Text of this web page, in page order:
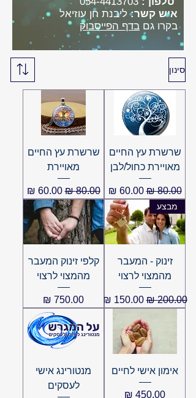
איש קשר:ליבנת חן עוזיאל
בקרו גם בדף הפייסבוק
סינון
שרשרת עץ החיים
מאויירת כחול/לבן
מחיר רגיל‏80.00 ‏₪ מחיר מבצע‏60.00 ‏₪
שרשרת עץ החיים
מאויירת
מחיר רגיל‏80.00 ‏₪ מחיר מבצע‏60.00 ‏₪
מבצע
זינוק - המעבר
מהמצוי לרצוי
מחיר רגיל‏200.00 ‏₪ מחיר מבצע‏150.00 ‏₪
קלפי זינוק המעבר
מהמצוי לרצוי
מחיר
אימון אישי לחיים
מחיר
מנטורינג אישי
לעסקים